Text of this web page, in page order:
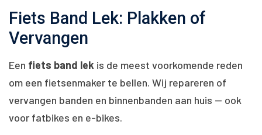
Fiets Band Lek: Plakken of
Vervangen
Een fiets band lek is de meest voorkomende reden
om een fietsenmaker te bellen. Wij repareren of
vervangen banden en binnenbanden aan huis — ook
voor fatbikes en e-bikes.